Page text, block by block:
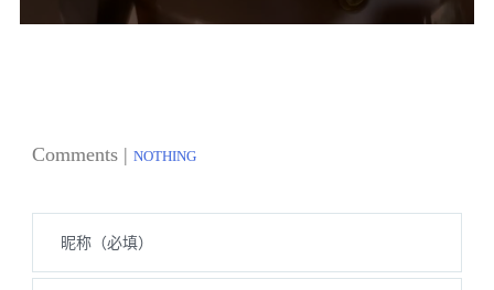
Comments | NOTHING